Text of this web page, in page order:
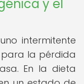
y el
intermitente
la pérdida
En la dieta